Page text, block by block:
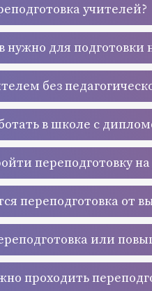
учителей?
нужно для подготовки
без
в школе с
переподготовку на
переподготовка от
или
проходить